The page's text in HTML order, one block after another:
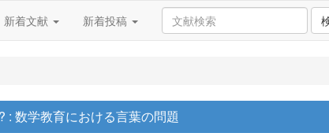
新着文献 新着投稿
: 数学教育における言葉の問題